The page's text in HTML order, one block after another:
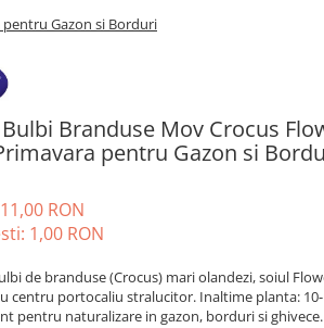
pentru Gazon si Borduri
Branduse Mov Crocus
pentru Gazon si
11,00 RON
1,00 RON
de branduse (Crocus) mari olandezi, soiul
centru portocaliu stralucitor. Inaltime planta:
pentru naturalizare in gazon, borduri si ghivece.